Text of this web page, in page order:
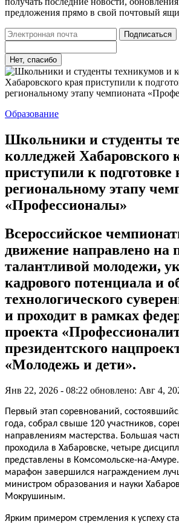
предложения прямо в свой почтовый
Подписаться
Нет, спасибо
Образование
Школьники и студенты
колледжей Хабаровского
приступили к подготовке
региональному этапу
«Профессионалы»
Всероссийское
движение направлено на
талантливой молодежи,
кадрового потенциала и
технологического
и проходит в рамках
проекта
президентского
«Молодежь и дети».
Янв 22, 2026 - 08:22 обновлено: Авг 4,
Первый этап соревнований,
года, собрал свыше 120 участников,
направлениям мастерства. Большая
проходила в Хабаровске, четыре
представлены в Комсомольске-на-
марафон завершился награждением
министром образования и науки
Мокрушиным.
Ярким примером стремления к успеху